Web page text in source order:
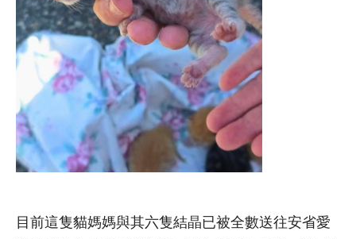
目前這隻貓媽媽與其六隻結晶已被全數送往安省愛